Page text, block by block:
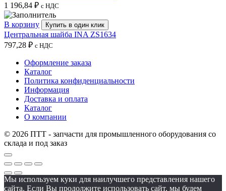
1 196,84 ₽ с НДС
В корзину Купить в один клик
Центральная шайба INA ZS1634
797,28 ₽ с НДС
Оформление заказа
Каталог
Политика конфиденциальности
Информация
Доставка и оплата
Каталог
О компании
© 2026 ПТТ - запчасти для промышленного оборудования со
склада и под заказ
Мы используем куки для наилучшего представления нашего
сайта. Если Вы продолжите использовать сайт, мы будем